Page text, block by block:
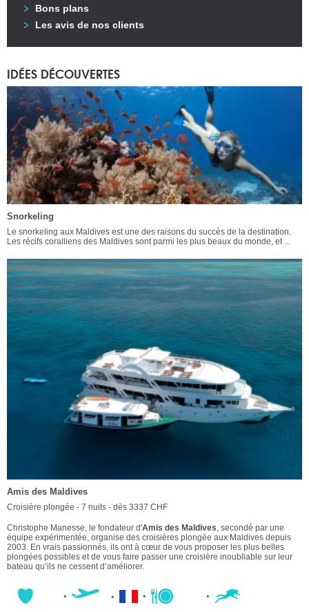
Bons plans
Les avis de nos clients
IDÉES DÉCOUVERTES
Snorkeling
Le snorkeling aux Maldives est une des raisons du succès de la destination.
Les récifs coralliens des Maldives sont parmi les plus beaux du monde, et ...
Amis des Maldives
Croisière plongée - 7 nuits - dès 3337 CHF
Christophe Manesse, le fondateur d'Amis des Maldives, secondé par une
équipe expérimentée, organise des croisières plongée aux Maldives depuis
2003. En vrais passionnés, ils ont à cœur de vous proposer les plus belles
plongées possibles et de vous faire passer une croisière inoubliable sur leur
bateau qu’ils ne cessent d’améliorer.